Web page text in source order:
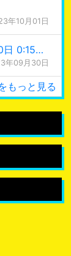
年10月01日
緊急メンテナンス実施のお知らせ（9月30日 0:15更新）
年09月30日
もっと見る